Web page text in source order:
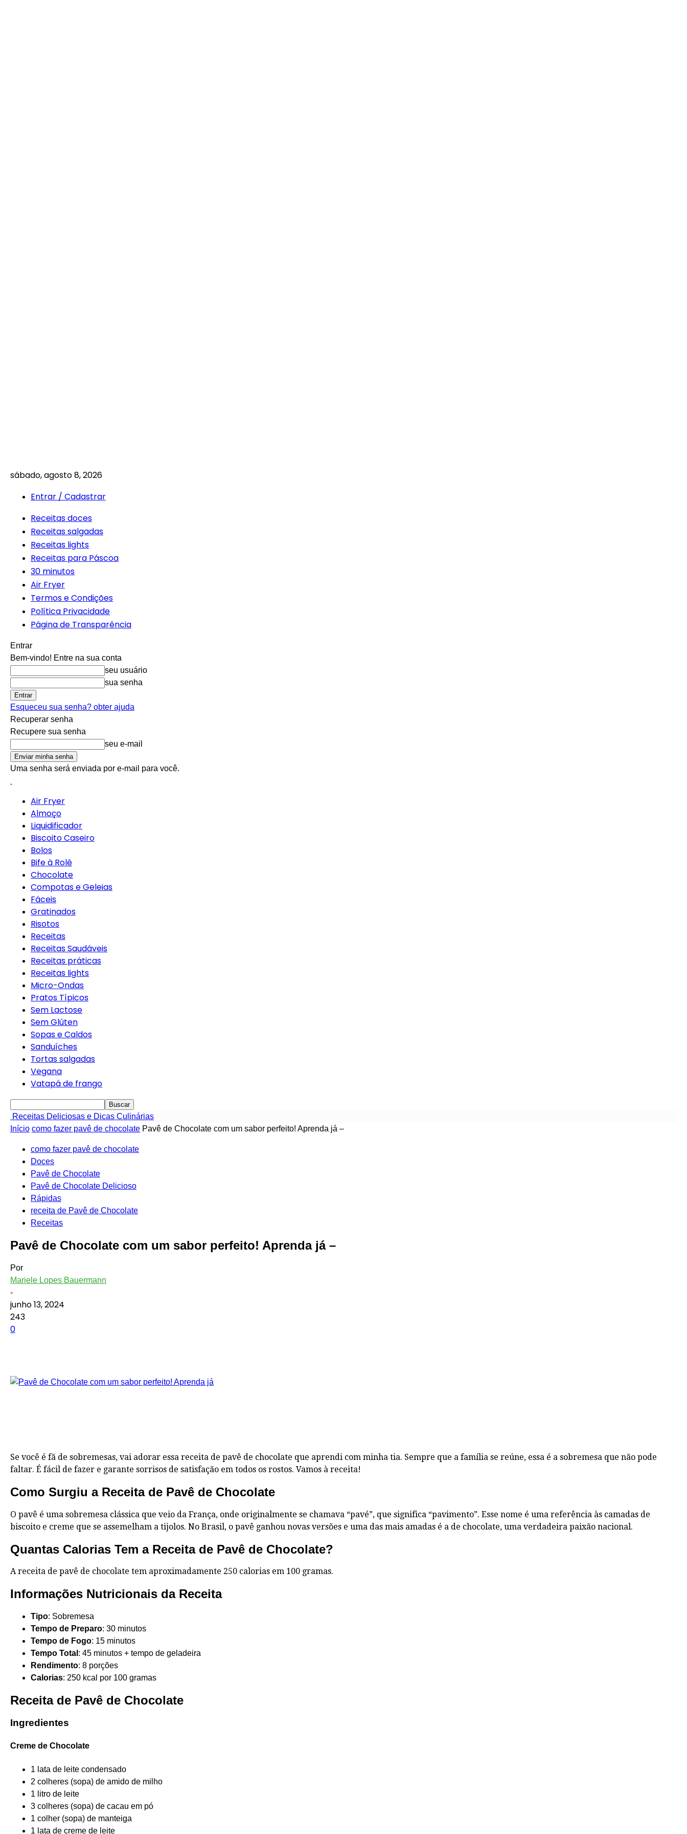
sábado, agosto 8, 2026
Entrar / Cadastrar
Receitas doces
Receitas salgadas
Receitas lights
Receitas para Páscoa
30 minutos
Air Fryer
Termos e Condições
Política Privacidade
Página de Transparência
Entrar
Bem-vindo! Entre na sua conta
seu usuário
sua senha
Esqueceu sua senha? obter ajuda
Recuperar senha
Recupere sua senha
seu e-mail
Uma senha será enviada por e-mail para você.
Air Fryer
Almoço
Liquidificador
Biscoito Caseiro
Bolos
Bife à Rolê
Chocolate
Compotas e Geleias
Fáceis
Gratinados
Risotos
Receitas
Receitas Saudáveis
Receitas práticas
Receitas lights
Micro-Ondas
Pratos Típicos
Sem Lactose
Sem Glúten
Sopas e Caldos
Sanduíches
Tortas salgadas
Vegana
Vatapá de frango
Receitas Deliciosas e Dicas Culinárias
Início como fazer pavê de chocolate Pavê de Chocolate com um sabor perfeito! Aprenda já –
como fazer pavê de chocolate
Doces
Pavê de Chocolate
Pavê de Chocolate Delicioso
Rápidas
receita de Pavê de Chocolate
Receitas
Pavê de Chocolate com um sabor perfeito! Aprenda já –
Por
Mariele Lopes Bauermann
-
junho 13, 2024
243
0
Se você é fã de sobremesas, vai adorar essa receita de pavê de chocolate que aprendi com minha tia. Sempre que a família se reúne, essa é a sobremesa que não pode
faltar. É fácil de fazer e garante sorrisos de satisfação em todos os rostos. Vamos à receita!
Como Surgiu a Receita de Pavê de Chocolate
O pavê é uma sobremesa clássica que veio da França, onde originalmente se chamava “pavé”, que significa “pavimento”. Esse nome é uma referência às camadas de
biscoito e creme que se assemelham a tijolos. No Brasil, o pavê ganhou novas versões e uma das mais amadas é a de chocolate, uma verdadeira paixão nacional.
Quantas Calorias Tem a Receita de Pavê de Chocolate?
A receita de pavê de chocolate tem aproximadamente 250 calorias em 100 gramas.
Informações Nutricionais da Receita
Tipo: Sobremesa
Tempo de Preparo: 30 minutos
Tempo de Fogo: 15 minutos
Tempo Total : 45 minutos + tempo de geladeira
Rendimento: 8 porções
Calorias: 250 kcal por 100 gramas
Receita de Pavê de Chocolate
Ingredientes
Creme de Chocolate
1 lata de leite condensado
2 colheres (sopa) de amido de milho
1 litro de leite
3 colheres (sopa) de cacau em pó
1 colher (sopa) de manteiga
1 lata de creme de leite